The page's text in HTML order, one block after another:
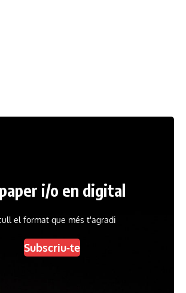
i/o en digital
el format que més t'agradi
Subscriu-te